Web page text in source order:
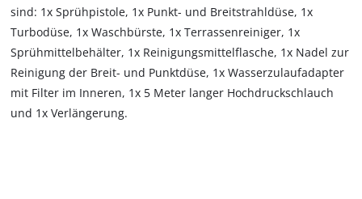
sind: 1x Sprühpistole, 1x Punkt- und Breitstrahldüse, 1x
Turbodüse, 1x Waschbürste, 1x Terrassenreiniger, 1x
Sprühmittelbehälter, 1x Reinigungsmittelflasche, 1x Nadel zur
Reinigung der Breit- und Punktdüse, 1x Wasserzulaufadapter
mit Filter im Inneren, 1x 5 Meter langer Hochdruckschlauch
und 1x Verlängerung.